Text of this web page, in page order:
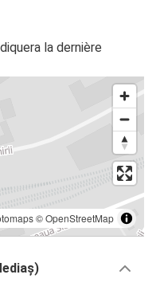
la dernière
©OpenStreetMap